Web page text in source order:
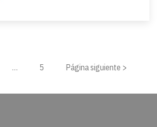
… 5 Página siguiente >